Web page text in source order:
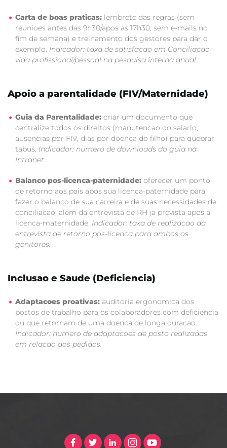
Carta de boas praticas: lembrete das regras (sem
reunioes antes das 9h30/apos as 17h30, sem e-mails no
fim de semana) e treinamento dos gestores para dar o
exemplo. Indicador: taxa de satisfacao em Conciliacao
vida profissional/pessoal na pesquisa interna anual.
Apoio a parentalidade (FIV/Maternidade)
Guia da Parentalidade: criar um documento que
centralize todos os direitos (manutencao do salario,
ausencias por FIV, dias por doenca do filho) para quebrar
tabus. Indicador: numero de downloads do guia na
Intranet.
Balanco pos-licenca-paternidade: oferecer um ponto
de retorno aos pais apos sua licenca-paternidade para
fazer o balanco de sua carreira e de suas necessidades de
conciliacao, alem da entrevista de RH ja prevista apos a
licenca-maternidade. Indicador: taxa de realizacao da
entrevista de retorno pos-licenca para ambos os
genitores.
Inclusao e Saude (Deficiencia)
Adaptacoes proativas: auditoria ergonomica dos
postos de trabalho para os colaboradores com deficiencia
ou que retornam de uma doenca de longa duracao.
Indicador: numero de adaptacoes de posto realizadas
em relacao aos pedidos.